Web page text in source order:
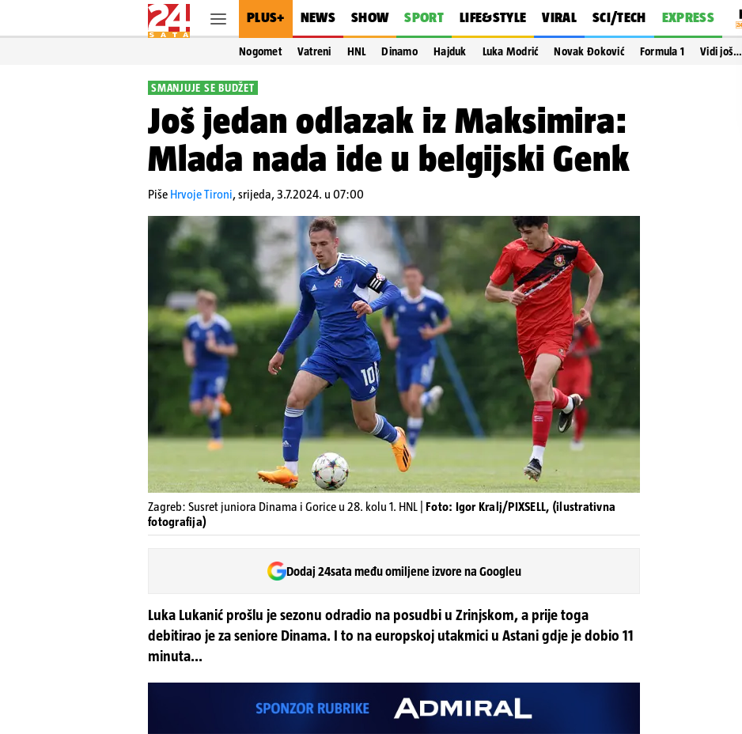
PLUS+ NEWS SHOW SPORT LIFE&STYLE VIRAL SCI/TECH EXPRESS
Nogomet Vatreni HNL Dinamo Hajduk Luka Modrić Novak Đoković Formula 1 Vidi još…
SMANJUJE SE BUDŽET
Još jedan odlazak iz Maksimira:
Mlada nada ide u belgijski Genk
Piše Hrvoje Tironi,srijeda, 3.7.2024. u 07:00
Zagreb: Susret juniora Dinama i Gorice u 28. kolu 1. HNL | Foto: Igor Kralj/PIXSELL, (ilustrativna
fotografija)
Dodaj 24sata među omiljene izvore na Googleu
Luka Lukanić prošlu je sezonu odradio na posudbi u Zrinjskom, a prije toga
debitirao je za seniore Dinama. I to na europskoj utakmici u Astani gdje je dobio 11
minuta...